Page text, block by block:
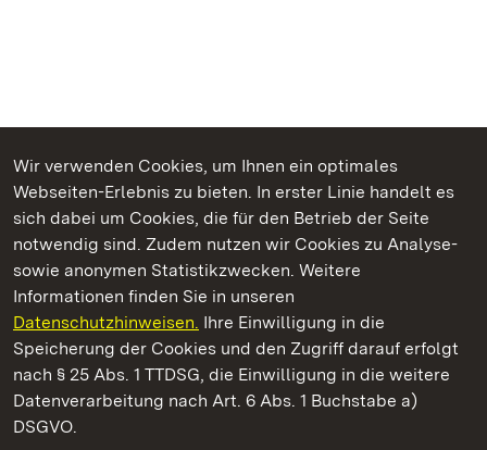
Wir verwenden Cookies, um Ihnen ein optimales
Webseiten-Erlebnis zu bieten. In erster Linie handelt es
sich dabei um Cookies, die für den Betrieb der Seite
notwendig sind. Zudem nutzen wir Cookies zu Analyse-
sowie anonymen Statistikzwecken. Weitere
Informationen finden Sie in unseren
Datenschutzhinweisen. Ihre Einwilligung in die
Speicherung der Cookies und den Zugriff darauf erfolgt
nach § 25 Abs. 1 TTDSG, die Einwilligung in die weitere
Datenverarbeitung nach Art. 6 Abs. 1 Buchstabe a)
DSGVO.
Kommen. Staunen. Genießen.
Schloss Kirchheim
Staatliche Schlösser und Gärten Baden-Württemberg
Kontakt